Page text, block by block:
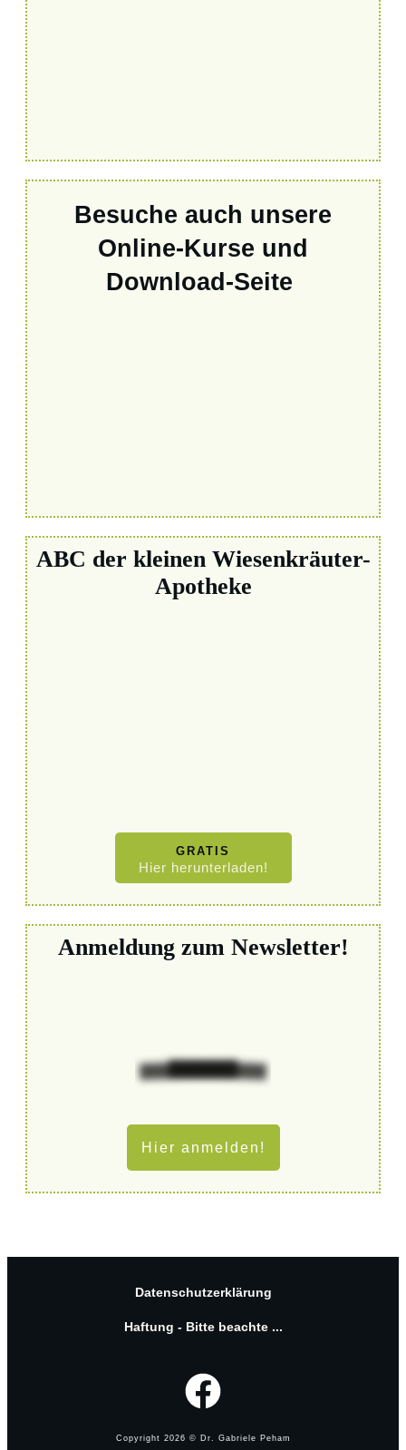
Besuche auch unsere
Online-Kurse und
Download-Seite
ABC der kleinen Wiesenkräuter-
Apotheke
GRATIS
Hier herunterladen!
Anmeldung zum Newsletter!
Hier anmelden!
Datenschutzerklärung
Haftung - Bitte beachte ...
Copyright 2026 © Dr. Gabriele Peham